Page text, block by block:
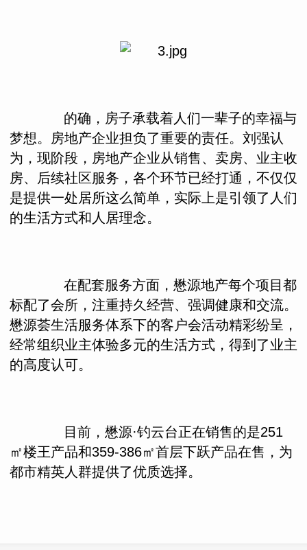
的确，房子承载着人们一辈子的幸福与
梦想。房地产企业担负了重要的责任。刘强认
为，现阶段，房地产企业从销售、卖房、业主收
房、后续社区服务，各个环节已经打通，不仅仅
是提供一处居所这么简单，实际上是引领了人们
的生活方式和人居理念。
在配套服务方面，懋源地产每个项目都
标配了会所，注重持久经营、强调健康和交流。
懋源荟生活服务体系下的客户会活动精彩纷呈，
经常组织业主体验多元的生活方式，得到了业主
的高度认可。
目前，懋源·钓云台正在销售的是251
㎡楼王产品和359-386㎡首层下跃产品在售，为
都市精英人群提供了优质选择。